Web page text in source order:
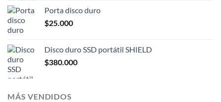
Porta disco duro
$25.000
Disco duro SSD portátil SHIELD
$380.000
MÁS VENDIDOS